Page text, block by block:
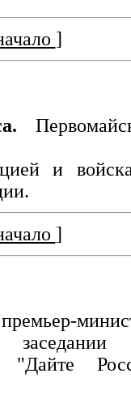
]
и
]
"Дайте